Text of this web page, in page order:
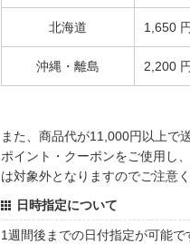
北海道 1,650 円
沖縄・離島 2,200 円
また、商品代が11,000円以上で
ポイント・クーポンをご使用し
は対象外となりますのでご注意く
日時指定について
1週間後までの日付指定が可能